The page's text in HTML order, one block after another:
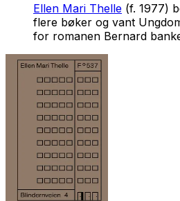
Ellen Mari Thelle (f. 1977)
flere bøker og vant
for romanen Bernard